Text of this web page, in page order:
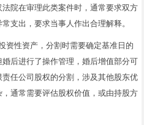
院在审理此类案件时，通常要求双方
支出，要求当事人作出合理解释。
资性资产，分割时需要确定基准日的
后进行了操作管理，婚后增值部分可
任公司股权的分割，涉及其他股东优
通常需要评估股权价值，或由持股方